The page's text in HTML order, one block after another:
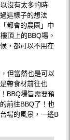
沒有太多的時
這樣子的想法
都會的農園」中
頂上的BBQ場。
，都可以不用在
但當然也是可以
帶食材前往也
BBQ場旨需要預
前往BBQ了！也
場的風景，一邊B